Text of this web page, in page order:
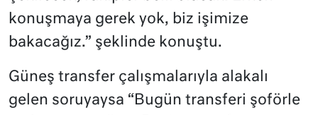
konuşmaya gerek yok, biz işimize
bakacağız.” şeklinde konuştu.
Güneş transfer çalışmalarıyla alakalı
gelen soruyaysa “Bugün transferi şoförle